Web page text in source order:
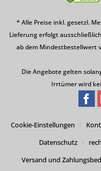
* Alle Preise inkl. gesetzl.
Lieferung erfolgt
ab dem Mindestbestellwert
Die Angebote gelten
Irrtümer wird
Cookie-Einstellungen
Datenschutz
Versand und